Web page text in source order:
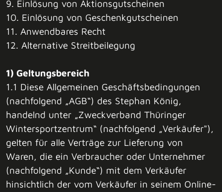
9. Einlösung von Aktionsgutscheinen
10. Einlösung von Geschenkgutscheinen
11. Anwendbares Recht
12. Alternative Streitbeilegung
1) Geltungsbereich
1.1 Diese Allgemeinen Geschäftsbedingungen
(nachfolgend „AGB“) des Stephan König,
handelnd unter „Zweckverband Thüringer
Wintersportzentrum“ (nachfolgend „Verkäufer"),
gelten für alle Verträge zur Lieferung von
Waren, die ein Verbraucher oder Unternehmer
(nachfolgend „Kunde“) mit dem Verkäufer
hinsichtlich der vom Verkäufer in seinem Online-